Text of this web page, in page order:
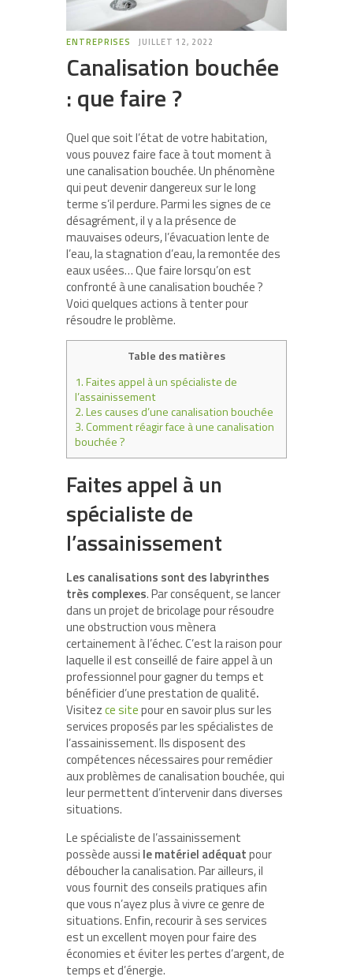
ENTREPRISES JUILLET 12, 2022
Canalisation bouchée
: que faire ?
Quel que soit l’état de votre habitation,
vous pouvez faire face à tout moment à
une canalisation bouchée. Un phénomène
qui peut devenir dangereux sur le long
terme s’il perdure. Parmi les signes de ce
désagrément, il y a la présence de
mauvaises odeurs, l’évacuation lente de
l’eau, la stagnation d’eau, la remontée des
eaux usées… Que faire lorsqu’on est
confronté à une canalisation bouchée ?
Voici quelques actions à tenter pour
résoudre le problème.
Table des matières
1.Faites appel à un spécialiste de
l’assainissement
2.Les causes d’une canalisation bouchée
3.Comment réagir face à une canalisation
bouchée ?
Faites appel à un
spécialiste de
l’assainissement
Les canalisations sont des labyrinthes
très complexes. Par conséquent, se lancer
dans un projet de bricolage pour résoudre
une obstruction vous mènera
certainement à l’échec. C’est la raison pour
laquelle il est conseillé de faire appel à un
professionnel pour gagner du temps et
bénéficier d’une prestation de qualité.
Visitezce sitepour en savoir plus sur les
services proposés par les spécialistes de
l’assainissement. Ils disposent des
compétences nécessaires pour remédier
aux problèmes de canalisation bouchée, qui
leur permettent d’intervenir dans diverses
situations.
Le spécialiste de l’assainissement
possède aussi le matériel adéquatpour
déboucher la canalisation. Par ailleurs, il
vous fournit des conseils pratiques afin
que vous n’ayez plus à vivre ce genre de
situations. Enfin, recourir à ses services
est un excellent moyen pour faire des
économies et éviter les pertes d’argent, de
temps et d’énergie.